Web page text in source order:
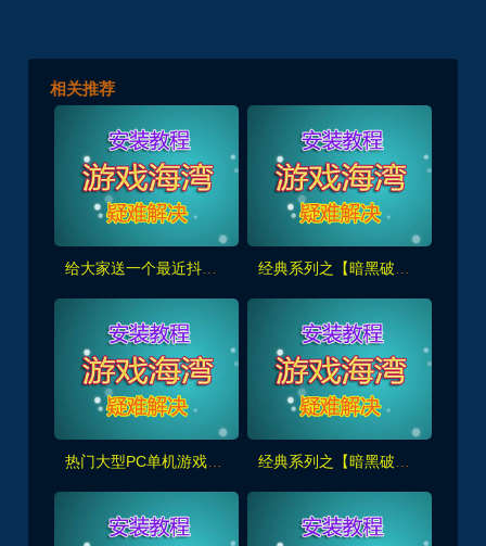
相关推荐
给大家送一个最近抖音比较火的，荒野大镖客2 带金手指，录制了使用视频 经典系列之【暗黑破坏神3】全DLC+中文语音 +录制详细安装使用视频
热门大型PC单机游戏大合集 每月更新（免费赠送） 经典系列之【暗黑破坏神2重置版】满级人物存档,地图全开及装备修改发送工具